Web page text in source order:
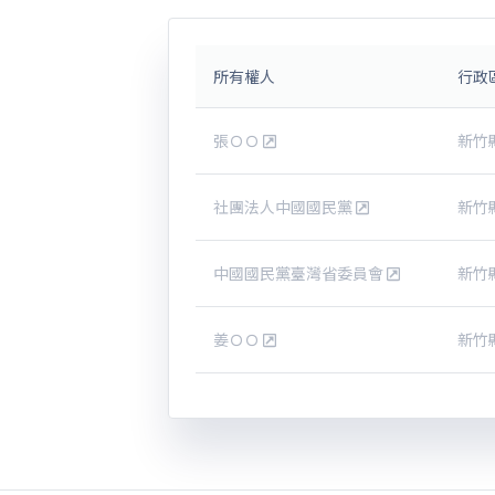
所有權人 行政
張ＯＯ 新竹
社團法人中國國民黨 新竹
中國國民黨臺灣省委員會 新竹
姜ＯＯ 新竹